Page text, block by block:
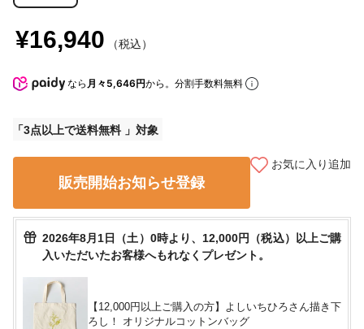
¥16,940 （税込）
なら 月々5,646円から。分割手数料無料
3点以上で送料無料
販売開始お知らせ登録
お気に入り追加
2026年8月1日（土）0時より、12,000円（税込）以上ご購
入いただいたお客様へもれなくプレゼント。
【12,000円以上ご購入の方】よしいちひろさん描き下
ろし！ オリジナルコットンバッグ